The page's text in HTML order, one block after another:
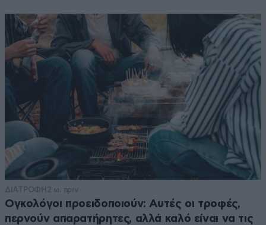
ΔΙΑΤΡΟΦΗ 2 ω. πριν
Ογκολόγοι προειδοποιούν: Αυτές οι τροφές,
περνούν απαρατήρητες, αλλά καλό είναι να τις